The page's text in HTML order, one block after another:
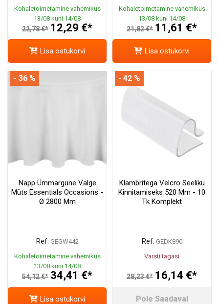
Kohaletoimetamine vahemikus
13/08 kuni 14/08
22,78 €* 12,29 €*
Lisa ostukorvi
Kohaletoimetamine vahemikus
13/08 kuni 14/08
21,82 €* 11,61 €*
Lisa ostukorvi
Napp Ümmargune Valge
Müts Essentials Occasions -
Ø 2800 Mm
Ref. GEGW442
Kohaletoimetamine vahemikus
13/08 kuni 14/08
54,12 €* 34,41 €*
- 36 %
Lisa ostukorvi
Klambritega Velcro Seeliku
Kinnitamiseks 520 Mm - 10
Tk Komplekt
Ref. GEDK890
Varsti tagasi
28,23 €* 16,14 €*
- 42 %
Pole Saadaval